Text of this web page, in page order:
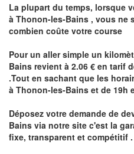
La plupart du temps, lorsque
à Thonon-les-Bains , vous ne
combien coûte votre course
Pour un aller simple un
Bains revient à 2.06 € en tarif
.Tout en sachant que les
à Thonon-les-Bains et de 19h
Déposez votre demande de
Bains via notre site c'est la
fixe, transparent et compétitif .